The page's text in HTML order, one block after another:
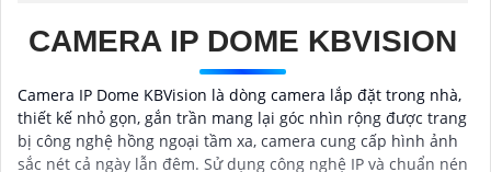
CAMERA IP DOME KBVISION
Camera IP Dome KBVision là dòng camera lắp đặt trong nhà,
thiết kế nhỏ gọn, gắn trần mang lại góc nhìn rộng được trang
bị công nghệ hồng ngoại tầm xa, camera cung cấp hình ảnh
sắc nét cả ngày lẫn đêm. Sử dụng công nghệ IP và chuẩn nén